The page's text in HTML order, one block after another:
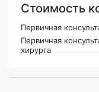
Стоимость
Первичная
Первичная
хирурга